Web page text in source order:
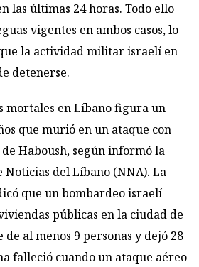
las últimas 24 horas. Todo ello
vigentes en ambos casos, lo
la actividad militar israelí en
detenerse.
mortales en Líbano figura un
que murió en un ataque con
Haboush, según informó la
Noticias del Líbano (NNA). La
que un bombardeo israelí
públicas en la ciudad de
al menos 9 personas y dejó 28
falleció cuando un ataque aéreo